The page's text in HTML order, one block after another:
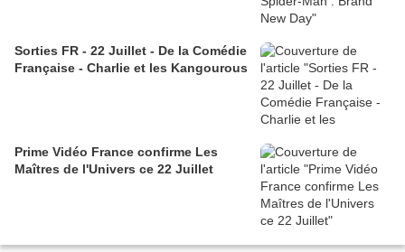
Sorties FR - 22 Juillet - De la Comédie
Française - Charlie et les Kangourous
Prime Vidéo France confirme Les
Maîtres de l'Univers ce 22 Juillet